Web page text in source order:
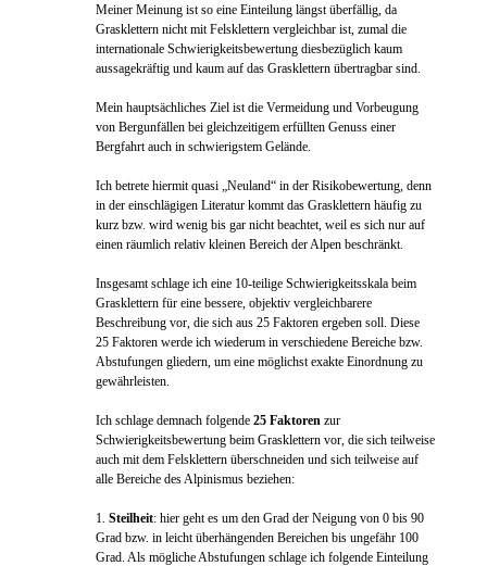
Meiner Meinung ist so eine Einteilung längst überfällig, da
Grasklettern nicht mit Felsklettern vergleichbar ist, zumal die
internationale Schwierigkeitsbewertung diesbezüglich kaum
aussagekräftig und kaum auf das Grasklettern übertragbar sind.
Mein hauptsächliches Ziel ist die Vermeidung und Vorbeugung
von Bergunfällen bei gleichzeitigem erfüllten Genuss einer
Bergfahrt auch in schwierigstem Gelände.
Ich betrete hiermit quasi „Neuland“ in der Risikobewertung, denn
in der einschlägigen Literatur kommt das Grasklettern häufig zu
kurz bzw. wird wenig bis gar nicht beachtet, weil es sich nur auf
einen räumlich relativ kleinen Bereich der Alpen beschränkt.
Insgesamt schlage ich eine 10-teilige Schwierigkeitsskala beim
Grasklettern für eine bessere, objektiv vergleichbarere
Beschreibung vor, die sich aus 25 Faktoren ergeben soll. Diese
25 Faktoren werde ich wiederum in verschiedene Bereiche bzw.
Abstufungen gliedern, um eine möglichst exakte Einordnung zu
gewährleisten.
Ich schlage demnach folgende 25 Faktoren zur
Schwierigkeitsbewertung beim Grasklettern vor, die sich teilweise
auch mit dem Felsklettern überschneiden und sich teilweise auf
alle Bereiche des Alpinismus beziehen:
1. Steilheit: hier geht es um den Grad der Neigung von 0 bis 90
Grad bzw. in leicht überhängenden Bereichen bis ungefähr 100
Grad. Als mögliche Abstufungen schlage ich folgende Einteilung